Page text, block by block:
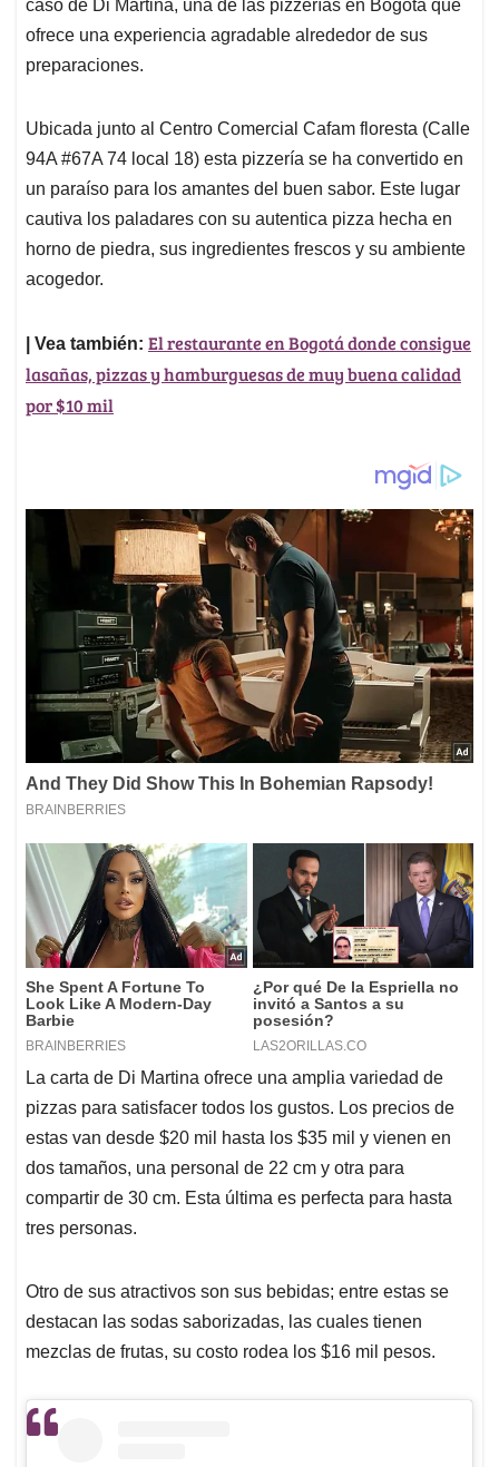
caso de Di Martina, una de las pizzerías en Bogotá que
ofrece una experiencia agradable alrededor de sus
preparaciones.
Ubicada junto al Centro Comercial Cafam floresta (Calle
94A #67A 74 local 18) esta pizzería se ha convertido en
un paraíso para los amantes del buen sabor. Este lugar
cautiva los paladares con su autentica pizza hecha en
horno de piedra, sus ingredientes frescos y su ambiente
acogedor.
| Vea también: El restaurante en Bogotá donde consigue
lasañas, pizzas y hamburguesas de muy buena calidad
por $10 mil
La carta de Di Martina ofrece una amplia variedad de
pizzas para satisfacer todos los gustos. Los precios de
estas van desde $20 mil hasta los $35 mil y vienen en
dos tamaños, una personal de 22 cm y otra para
compartir de 30 cm. Esta última es perfecta para hasta
tres personas.
Otro de sus atractivos son sus bebidas; entre estas se
destacan las sodas saborizadas, las cuales tienen
mezclas de frutas, su costo rodea los $16 mil pesos.